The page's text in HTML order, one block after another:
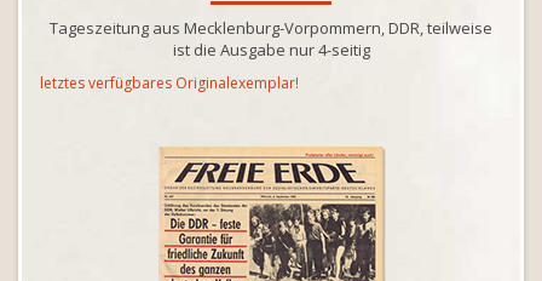
Tageszeitung aus Mecklenburg-Vorpommern, DDR, teilweise
ist die Ausgabe nur 4-seitig
letztes verfügbares Originalexemplar!